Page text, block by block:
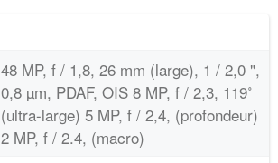
48 MP, f / 1,8, 26 mm (large), 1 / 2,0 ",
0,8 µm, PDAF, OIS 8 MP, f / 2,3, 119˚
(ultra-large) 5 MP, f / 2,4, (profondeur)
2 MP, f / 2.4, (macro)